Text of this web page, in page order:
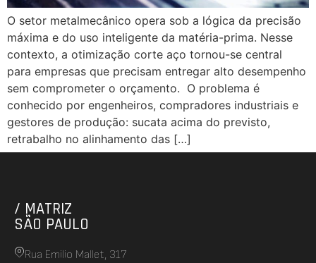
O setor metalmecânico opera sob a lógica da precisão
máxima e do uso inteligente da matéria-prima. Nesse
contexto, a otimização corte aço tornou-se central
para empresas que precisam entregar alto desempenho
sem comprometer o orçamento. O problema é
conhecido por engenheiros, compradores industriais e
gestores de produção: sucata acima do previsto,
retrabalho no alinhamento das […]
/ MATRIZ
SÃO PAULO
Rua Emilio Mallet, 317